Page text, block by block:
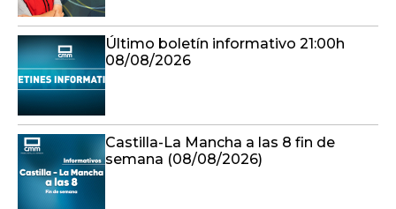
Último boletín informativo 21:00h
08/08/2026
Castilla-La Mancha a las 8 fin de
semana (08/08/2026)